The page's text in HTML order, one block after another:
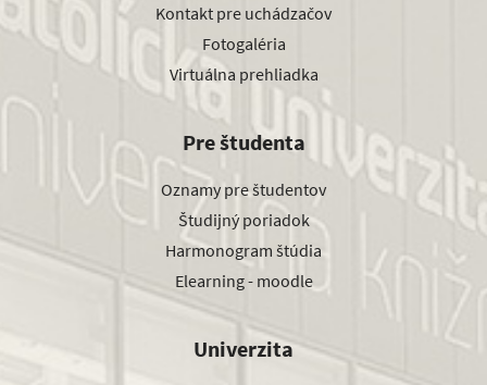
Kontakt pre uchádzačov
Fotogaléria
Virtuálna prehliadka
Pre študenta
Oznamy pre študentov
Študijný poriadok
Harmonogram štúdia
Elearning - moodle
Univerzita